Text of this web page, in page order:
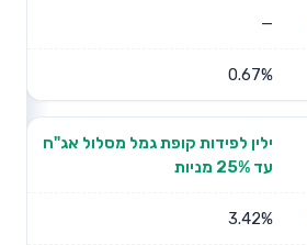
—
0.67%
ילין לפידות קופת גמל מסלול אג"ח
עד 25% מניות
3.42%